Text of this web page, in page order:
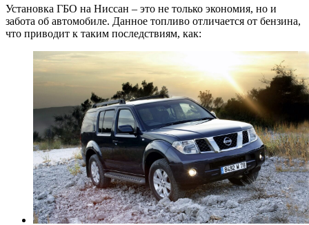
Установка ГБО на Ниссан – это не только экономия, но и
забота об автомобиле. Данное топливо отличается от бензина,
что приводит к таким последствиям, как: